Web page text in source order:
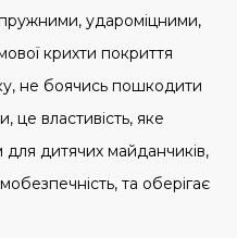
удароміцними,
крихти покриття
не боячись пошкодити
це властивість, яке
для дитячих майданчиків,
та оберігає